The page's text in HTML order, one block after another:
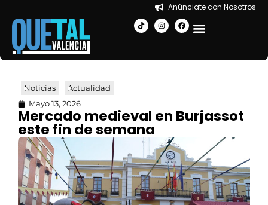
Anúnciate con Nosotros
Noticias
Actualidad
Mayo 13, 2026
Mercado medieval en Burjassot
este fin de semana